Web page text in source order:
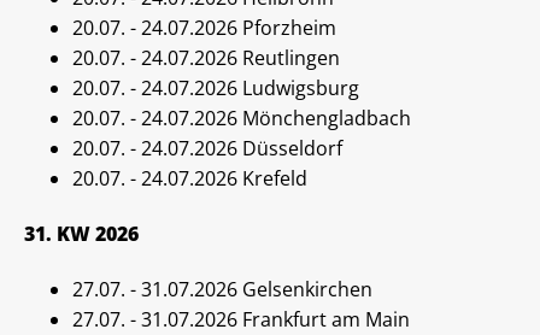
20.07. - 24.07.2026 Pforzheim
20.07. - 24.07.2026 Reutlingen
20.07. - 24.07.2026 Ludwigsburg
20.07. - 24.07.2026 Mönchengladbach
20.07. - 24.07.2026 Düsseldorf
20.07. - 24.07.2026 Krefeld
31. KW 2026
27.07. - 31.07.2026 Gelsenkirchen
27.07. - 31.07.2026 Frankfurt am Main